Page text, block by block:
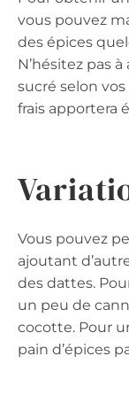
vous pouvez
des épices
N’hésitez pas
sucré selon
frais apportera
Vous pouvez
ajoutant
des dattes.
un peu de
cocotte. Pour
pain d’épices